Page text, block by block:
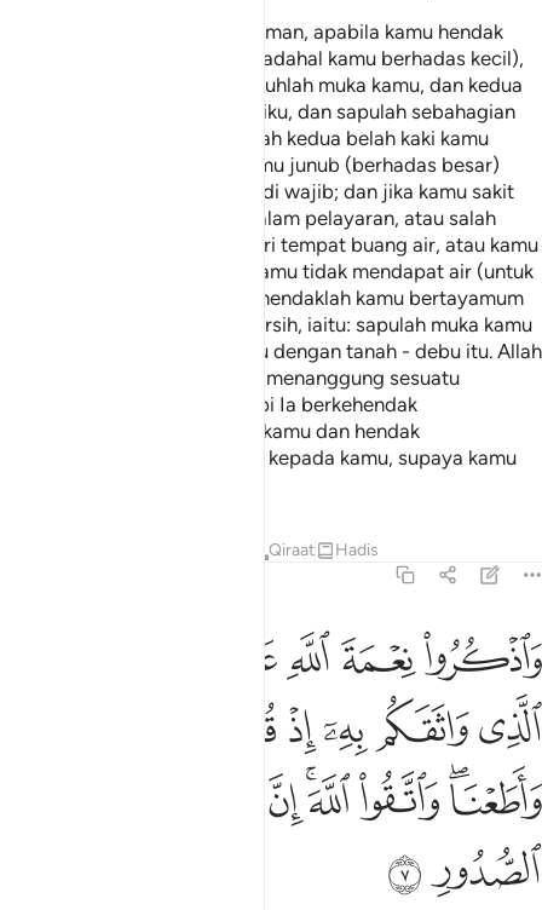
Wahai orang-orang yang beriman, apabila kamu hendak
mengerjakan sembahyang (padahal kamu berhadas kecil),
maka (berwuduklah) iaitu basuhlah muka kamu, dan kedua
belah tangan kamu meliputi siku, dan sapulah sebahagian
dari kepala kamu, dan basuhlah kedua belah kaki kamu
meliputi buku lali; dan jika kamu junub (berhadas besar)
maka bersucilah dengan mandi wajib; dan jika kamu sakit
(tidak boleh kena air), atau dalam pelayaran, atau salah
seorang dari kamu datang dari tempat buang air, atau kamu
sentuh perempuan, sedang kamu tidak mendapat air (untuk
berwuduk dan mandi), maka hendaklah kamu bertayamum
dengan tanah - debu yang bersih, iaitu: sapulah muka kamu
dan kedua belah tangan kamu dengan tanah - debu itu. Allah
tidak mahu menjadikan kamu menanggung sesuatu
kesusahan (kepayahan), tetapi Ia berkehendak
membersihkan (mensucikan) kamu dan hendak
menyempurnakan nikmatNya kepada kamu, supaya kamu
Qiraat Hadis
واذكروا نعمة الله عليكم وميثاقه الذي واثقكم به اذ قلتم سمعنا واطعنا
وَٱذْكُرُوا۟ نِعْمَةَ ٱللَّهِ عَلَيْكُمْ وَمِيثَـٰقَهُ ٱلَّذِى وَاثَقَكُم
ﲂﲃﲄﲅ
ﲇﲈﲉﲊﲋ
ﲍﲎﲏﲐﲑﲒ
ﲖﲗ